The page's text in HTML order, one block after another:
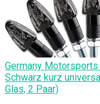
Germany
Schwarz kurz
Glas, 2 Paar)